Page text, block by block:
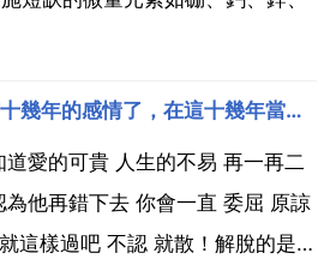
2 你好，我跟男人有十幾年的感情了，在這十幾年當中我們經過風風雨雨，他也傷害過我比較深，事
愛的可貴 人生的不易 再一再二
他再錯下去 你會一直 委屈 原諒
這樣過吧 不認 就散！解脫的是你